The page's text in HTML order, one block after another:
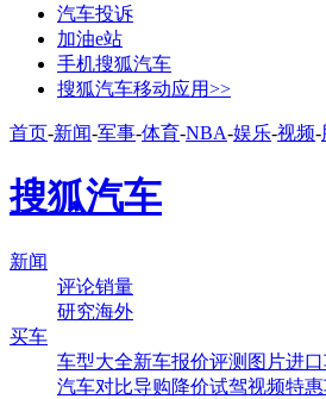
汽车投诉
加油e站
手机搜狐汽车
搜狐汽车移动应用>>
首页-新闻-军事-体育-NBA-娱乐-视频-
搜狐汽车
新闻
评论销量
研究海外
买车
车型大全新车报价评测 图片进
汽车对比导购降价试驾视频特